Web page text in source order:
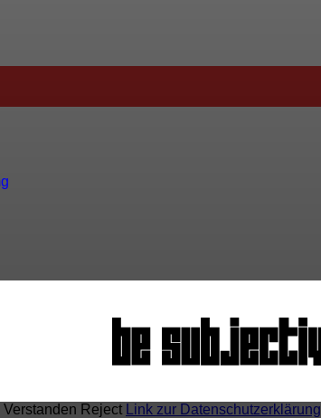
Verstanden Reject Link zur Datenschutzerklärung